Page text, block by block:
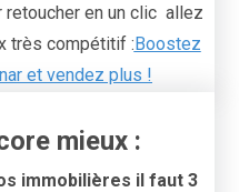
en un clic allez
très compétitif :Boostez
et vendez plus !
mieux :
immobilières il faut 3